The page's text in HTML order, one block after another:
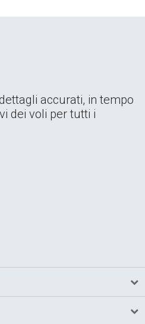
accurati, in tempo
dei voli per tutti i